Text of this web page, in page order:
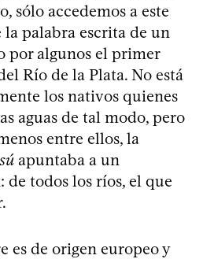
sólo accedemos a este
palabra escrita de un
por algunos el primer
Río de la Plata. No está
los nativos quienes
aguas de tal modo, pero
entre ellos, la
apuntaba a un
todos los ríos, el que
es de origen europeo y